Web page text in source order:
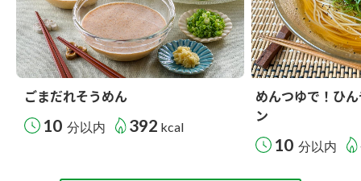
ごまだれそうめん
10 分以内 392 kcal
めんつゆで！ひ
ン
10 分以内